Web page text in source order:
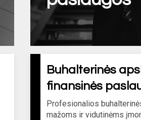
Buhalterinės
finansinės
Profesionalios
mažoms ir vidutinėms